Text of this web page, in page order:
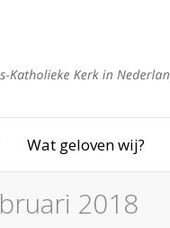
Wat geloven wij?
2018